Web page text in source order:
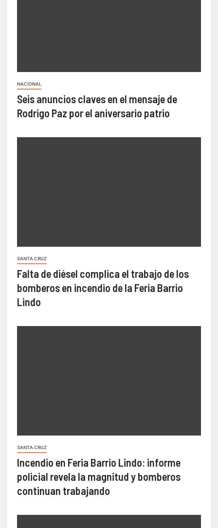
NACIONAL
Seis anuncios claves en el mensaje de
Rodrigo Paz por el aniversario patrio
SANTA CRUZ
Falta de diésel complica el trabajo de los
bomberos en incendio de la Feria Barrio
Lindo
SANTA CRUZ
Incendio en Feria Barrio Lindo: informe
policial revela la magnitud y bomberos
continuan trabajando